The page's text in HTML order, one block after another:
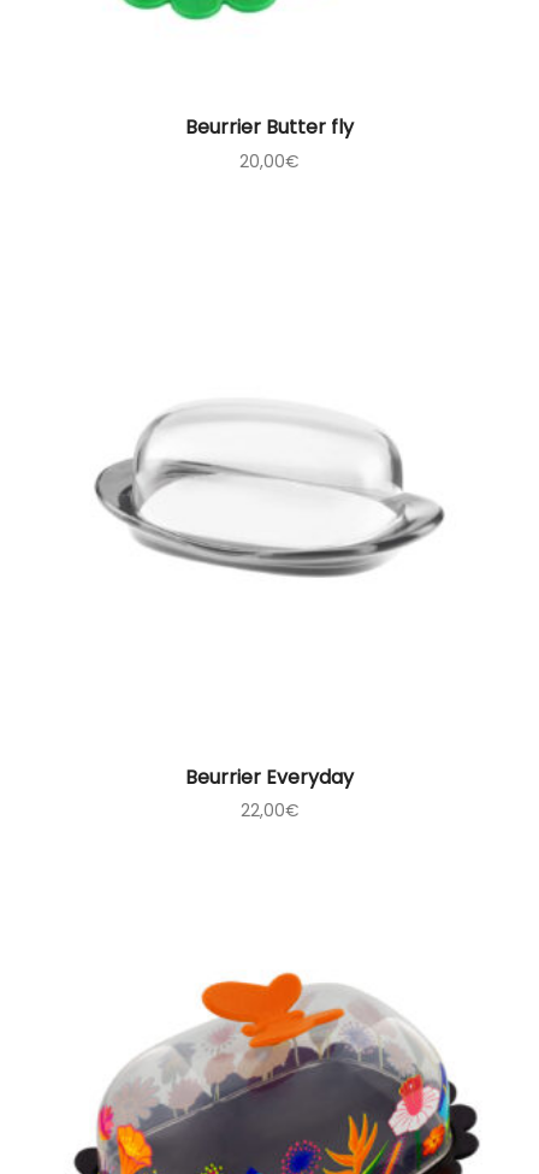
Beurrier Butter fly
20,00€
Beurrier Everyday
22,00€